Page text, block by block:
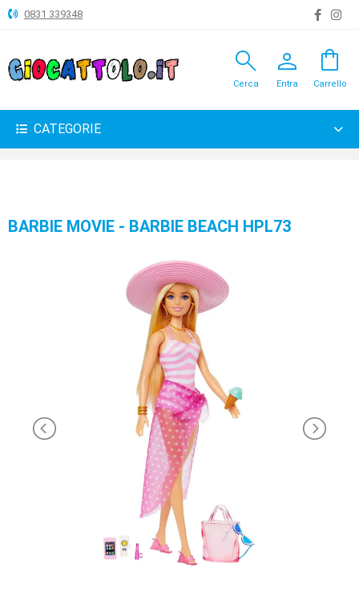
ANIMALI
BAMBOLE
PUZZLE
0831 339348
search
Cerca
person
Entra
shopping_bag
Carrello
CATEGORIE
BARBIE MOVIE - BARBIE BEACH HPL73